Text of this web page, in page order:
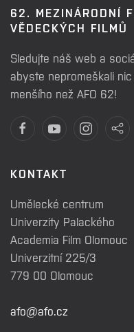
62. MEZINÁRODNÍ
VĚDECKÝCH FILMŮ
Sledujte náš web a
abyste nepromeškali
menšího než AFO 62!
KONTAKT
Umělecké centrum
Univerzity Palackého
Academia Film Olomouc
Univerzitní 225/3
779 00 Olomouc
afo@afo.cz